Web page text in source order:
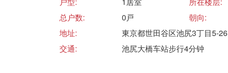
总户数:
0戸 朝向:
地址:
東京都世田谷区池尻3丁目5-26
交通:
池尻大橋车站步行4分钟